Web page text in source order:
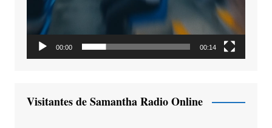
00:00 00:14
Visitantes de Samantha Radio Online